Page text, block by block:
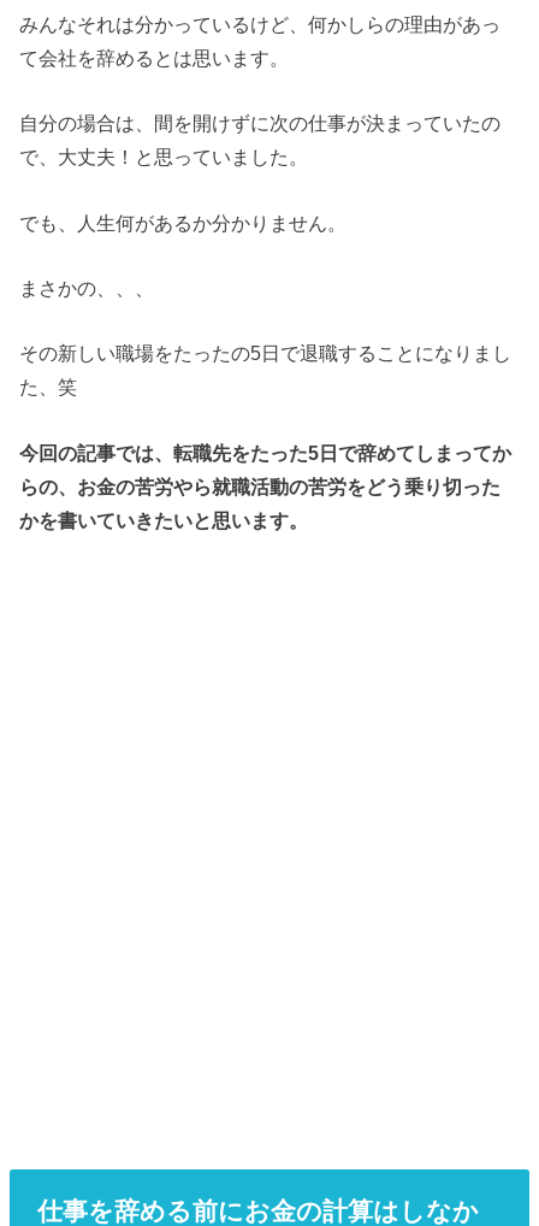
みんなそれは分かっているけど、何かしらの理由があっ
て会社を辞めるとは思います。
自分の場合は、間を開けずに次の仕事が決まっていたの
で、大丈夫！と思っていました。
でも、人生何があるか分かりません。
まさかの、、、
その新しい職場をたったの5日で退職することになりまし
た、笑
今回の記事では、転職先をたった5日で辞めてしまってか
らの、お金の苦労やら就職活動の苦労をどう乗り切った
かを書いていきたいと思います。
仕事を辞める前にお金の計算はしなか